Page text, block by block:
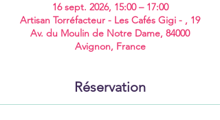
16 sept. 2026, 15:00 – 17:00
Artisan Torréfacteur - Les Cafés Gigi - , 19
Av. du Moulin de Notre Dame, 84000
Avignon, France
Réservation